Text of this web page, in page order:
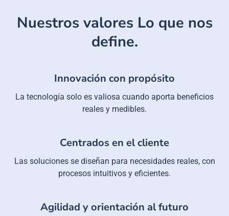
Nuestros valores Lo que nos
define.
Innovación con propósito
La tecnología solo es valiosa cuando aporta beneficios
reales y medibles.
Centrados en el cliente
Las soluciones se diseñan para necesidades reales, con
procesos intuitivos y eficientes.
Agilidad y orientación al futuro